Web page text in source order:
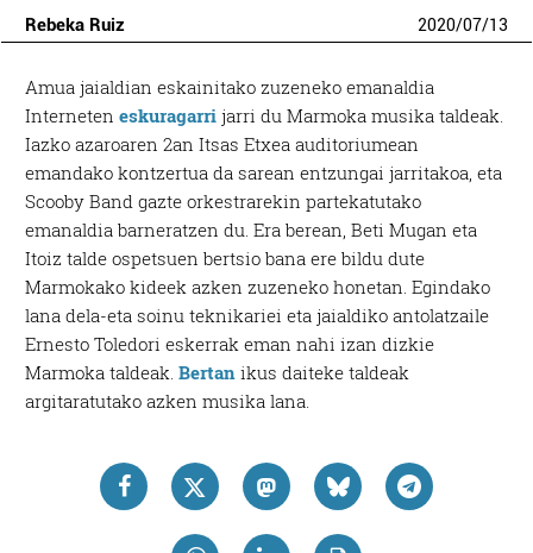
Rebeka Ruiz 2020/07/13
Amua jaialdian eskainitako zuzeneko emanaldia
Interneteneskuragarri jarri du Marmoka musika taldeak.
Iazko azaroaren 2an Itsas Etxea auditoriumean
emandako kontzertua da sarean entzungai jarritakoa, eta
Scooby Band gazte orkestrarekin partekatutako
emanaldia barneratzen du. Era berean, Beti Mugan eta
Itoiz talde ospetsuen bertsio bana ere bildu dute
Marmokako kideek azken zuzeneko honetan. Egindako
lana dela-eta soinu teknikariei eta jaialdiko antolatzaile
Ernesto Toledori eskerrak eman nahi izan dizkie
Marmoka taldeak.Bertan ikus daiteke taldeak
argitaratutako azken musika lana.